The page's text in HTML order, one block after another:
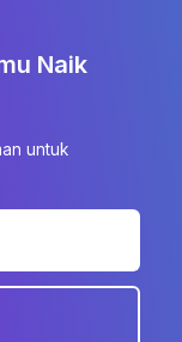
Naik
untuk